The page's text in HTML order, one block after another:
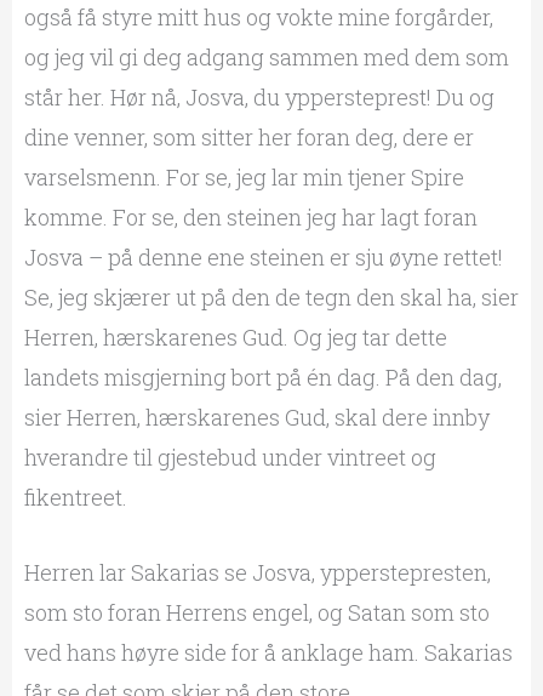
også få styre mitt hus og vokte mine forgårder,
og jeg vil gi deg adgang sammen med dem som
står her. Hør nå, Josva, du yppersteprest! Du og
dine venner, som sitter her foran deg, dere er
varselsmenn. For se, jeg lar min tjener Spire
komme. For se, den steinen jeg har lagt foran
Josva – på denne ene steinen er sju øyne rettet!
Se, jeg skjærer ut på den de tegn den skal ha, sier
Herren, hærskarenes Gud. Og jeg tar dette
landets misgjerning bort på én dag. På den dag,
sier Herren, hærskarenes Gud, skal dere innby
hverandre til gjestebud under vintreet og
fikentreet.
Herren lar Sakarias se Josva, ypperstepresten,
som sto foran Herrens engel, og Satan som sto
ved hans høyre side for å anklage ham. Sakarias